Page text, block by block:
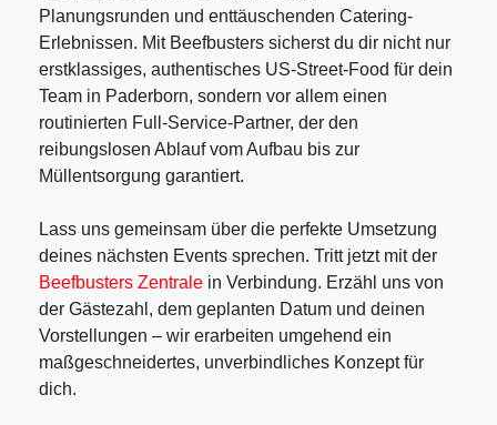
Planungsrunden und enttäuschenden Catering-
Erlebnissen. Mit Beefbusters sicherst du dir nicht nur
erstklassiges, authentisches US-Street-Food für dein
Team in Paderborn, sondern vor allem einen
routinierten Full-Service-Partner, der den
reibungslosen Ablauf vom Aufbau bis zur
Müllentsorgung garantiert.
Lass uns gemeinsam über die perfekte Umsetzung
deines nächsten Events sprechen. Tritt jetzt mit der
Beefbusters Zentrale in Verbindung. Erzähl uns von
der Gästezahl, dem geplanten Datum und deinen
Vorstellungen – wir erarbeiten umgehend ein
maßgeschneidertes, unverbindliches Konzept für
dich.